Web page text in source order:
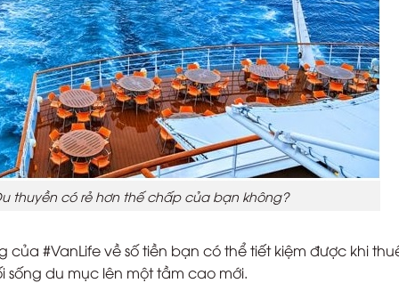
thuyền có rẻ hơn thế chấp của bạn không?
#VanLife về số tiền bạn có thể tiết kiệm được khi
du mục lên một tầm cao mới.